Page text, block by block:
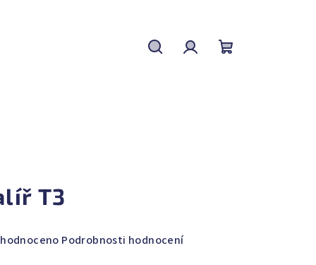
T3
Podrobnosti hodnocení